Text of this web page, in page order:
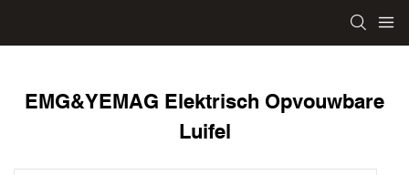
EMG&YEMAG Elektrisch Opvouwbare
Luifel